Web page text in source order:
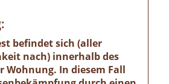
befindet sich (aller
nach) innerhalb des
Wohnung. In diesem Fall